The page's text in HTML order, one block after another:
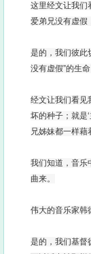
这里经文让我们
爱弟兄没有虚假
是的，我们彼此
没有虚假”的生
经文让我们看见
坏的种子；就是
兄姊妹都一样藉
我们知道，音乐
曲来。
伟大的音乐家韩
是的，我们基督